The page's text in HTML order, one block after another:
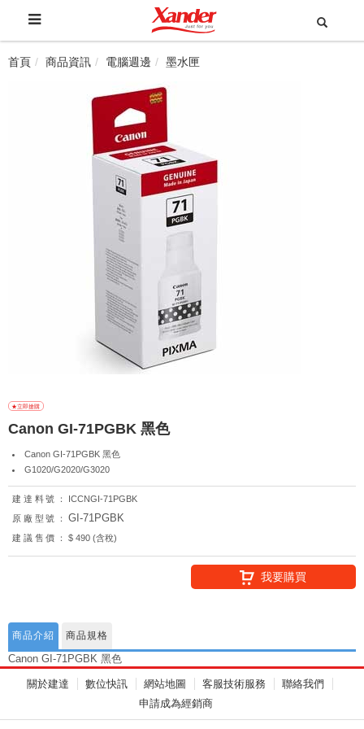
首頁 商品資訊 電腦週邊 墨水匣
Canon GI-71PGBK 黑色
Canon GI-71PGBK 黑色
G1020/G2020/G3020
建達料號：
ICCNGI-71PGBK
原廠型號：
GI-71PGBK
建議售價： $ 490 (含稅)
我要購買
商品介紹 商品規格
Canon GI-71PGBK 黑色
關於建達 數位快訊 網站地圖 客服技術服務
聯絡我們
申請成為經銷商